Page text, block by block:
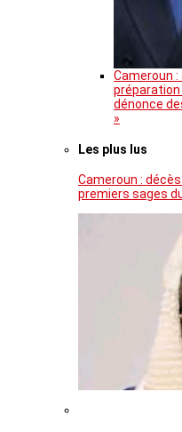
Cameroun
préparation
dénonce
»
Les plus lus
Cameroun :
premiers sages